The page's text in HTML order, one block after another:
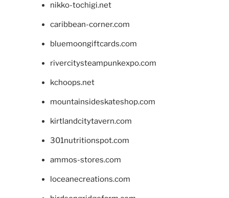
nikko-tochigi.net
caribbean-corner.com
bluemoongiftcards.com
rivercitysteampunkexpo.com
kchoops.net
mountainsideskateshop.com
kirtlandcitytavern.com
301nutritionspot.com
ammos-stores.com
loceanecreations.com